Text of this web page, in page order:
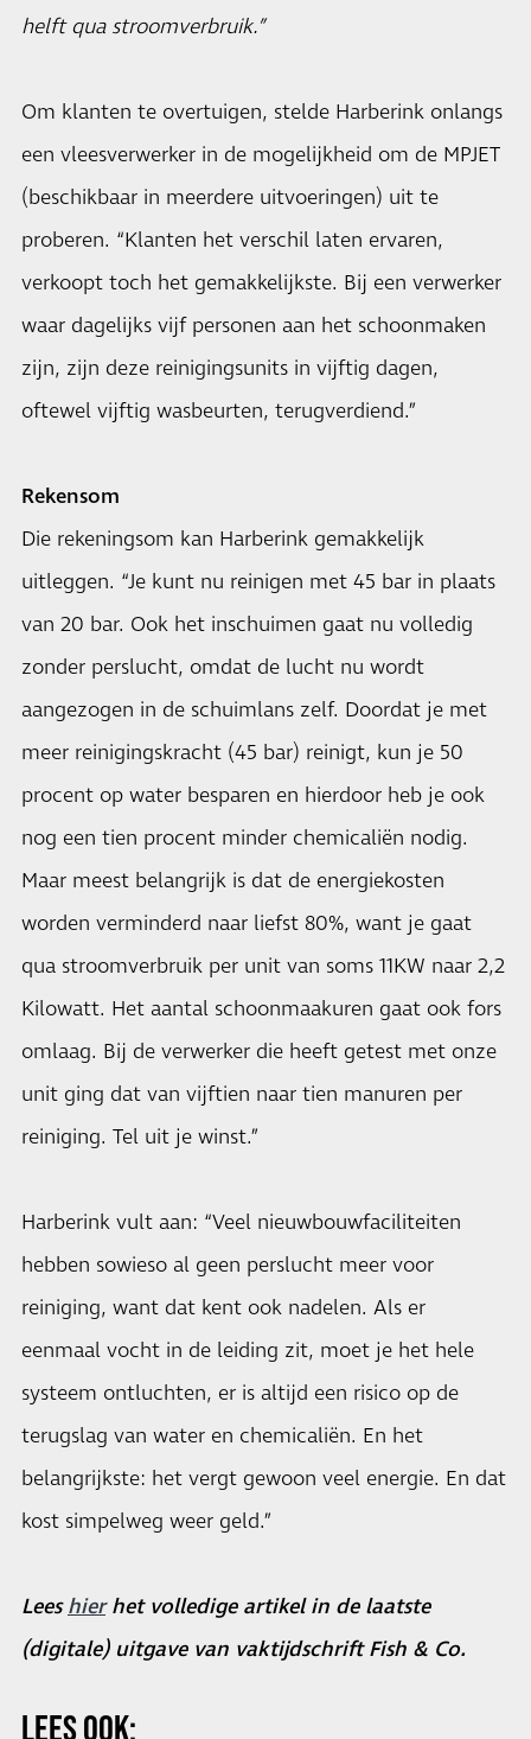
helft qua stroomverbruik.”
Om klanten te overtuigen, stelde Harberink onlangs
een vleesverwerker in de mogelijkheid om de MPJET
(beschikbaar in meerdere uitvoeringen) uit te
proberen. “Klanten het verschil laten ervaren,
verkoopt toch het gemakkelijkste. Bij een verwerker
waar dagelijks vijf personen aan het schoonmaken
zijn, zijn deze reinigingsunits in vijftig dagen,
oftewel vijftig wasbeurten, terugverdiend.”
Rekensom
Die rekeningsom kan Harberink gemakkelijk
uitleggen. “Je kunt nu reinigen met 45 bar in plaats
van 20 bar. Ook het inschuimen gaat nu volledig
zonder perslucht, omdat de lucht nu wordt
aangezogen in de schuimlans zelf. Doordat je met
meer reinigingskracht (45 bar) reinigt, kun je 50
procent op water besparen en hierdoor heb je ook
nog een tien procent minder chemicaliën nodig.
Maar meest belangrijk is dat de energiekosten
worden verminderd naar liefst 80%, want je gaat
qua stroomverbruik per unit van soms 11KW naar 2,2
Kilowatt. Het aantal schoonmaakuren gaat ook fors
omlaag. Bij de verwerker die heeft getest met onze
unit ging dat van vijftien naar tien manuren per
reiniging. Tel uit je winst.”
Harberink vult aan: “Veel nieuwbouwfaciliteiten
hebben sowieso al geen perslucht meer voor
reiniging, want dat kent ook nadelen. Als er
eenmaal vocht in de leiding zit, moet je het hele
systeem ontluchten, er is altijd een risico op de
terugslag van water en chemicaliën. En het
belangrijkste: het vergt gewoon veel energie. En dat
kost simpelweg weer geld.”
Leeshierhet volledige artikel in de laatste
(digitale) uitgave van vaktijdschrift Fish & Co.
LEES OOK: